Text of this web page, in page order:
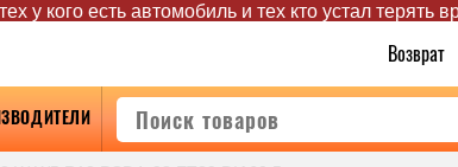
у кого есть автомобиль и тех кто устал терять
Возврат